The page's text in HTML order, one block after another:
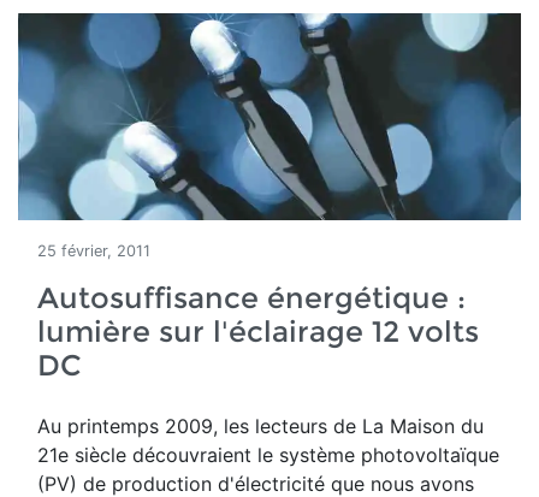
25 février, 2011
Autosuffisance énergétique :
lumière sur l'éclairage 12 volts
DC
Au printemps 2009, les lecteurs de La Maison du
21e siècle découvraient le système photovoltaïque
(PV) de production d'électricité que nous avons